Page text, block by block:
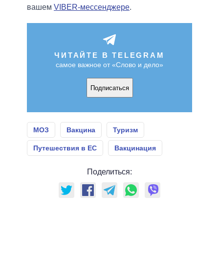
вашем VIBER-мессенджере.
ЧИТАЙТЕ В TELEGRAM
самое важное от «Слово и дело»
Подписаться
МОЗ Вакцина Туризм
Путешествия в ЕС Вакцинация
Поделиться: